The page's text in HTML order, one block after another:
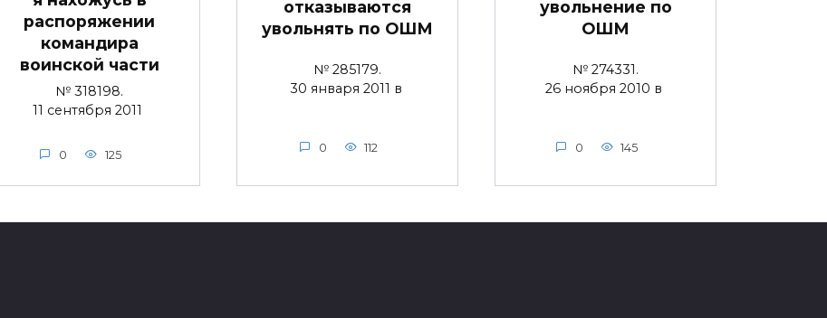
распоряжении
командира
воинской части
№ 318198.
11 сентября 2011
0 125
отказываются
увольнять по ОШМ
№ 285179.
30 января 2011 в
0 112
увольнение по
ОШМ
№ 274331.
26 ноября 2010 в
0 145